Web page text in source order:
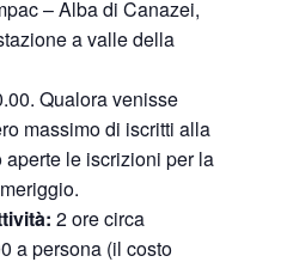
– Alba di Canazei,
a valle della
Qualora venisse
massimo di iscritti alla
aperte le iscrizioni per la
2 ore circa
a persona (il costo